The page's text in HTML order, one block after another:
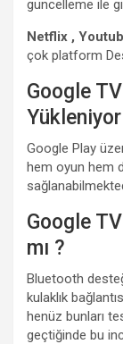
güncelleme ile
Netflix ,
çok platform
Google
Yükleniyor
Google Play
hem oyun hem
Google
mı ?
Bluetooth
kulaklık
henüz bunları
geçtiğinde bu